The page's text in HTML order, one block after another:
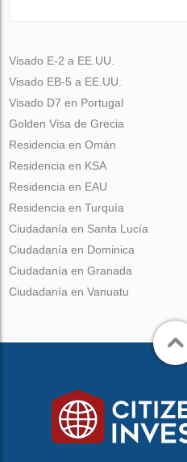
Visado E-2 a EE.UU.
Visado EB-5 a EE.UU.
Visado D7 en Portugal
Golden Visa de Grecia
Residencia en Omán
Residencia en KSA
Residencia en EAU
Residencia en Turquía
Ciudadanía en Santa Lucía
Ciudadanía en Dominica
Ciudadanía en Granada
Ciudadanía en Vanuatu